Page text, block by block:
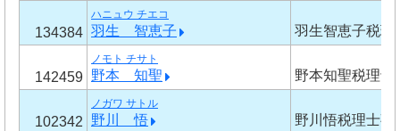
134384
ハニュウ チエコ
羽生 智恵子 羽生智恵子税理
142459
ノモト チサト
野本 知聖 野本知聖税理士
102342
ノガワ サトル
野川 悟 野川悟税理士事